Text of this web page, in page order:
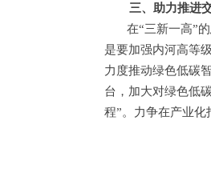
三、助力推进
在“三新一高”的
是要加强内河高等
力度推动绿色低碳
台，加大对绿色低
程”。力争在产业